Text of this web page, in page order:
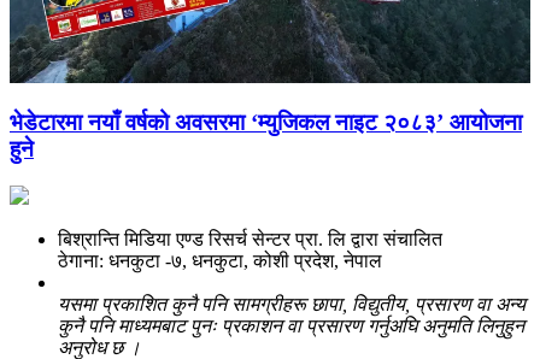
भेडेटारमा नयाँ वर्षको अवसरमा ‘म्युजिकल नाइट २०८३’ आयोजना
हुने
बिश्रान्ति मिडिया एण्ड रिसर्च सेन्टर प्रा. लि द्वारा संचालित
ठेगाना: धनकुटा -७, धनकुटा, कोशी प्रदेश, नेपाल
यसमा प्रकाशित कुनै पनि सामग्रीहरू छापा, विद्युतीय, प्रसारण वा अन्य
कुनै पनि माध्यमबाट पुनः प्रकाशन वा प्रसारण गर्नुअघि अनुमति लिनुहुन
अनुरोध छ ।